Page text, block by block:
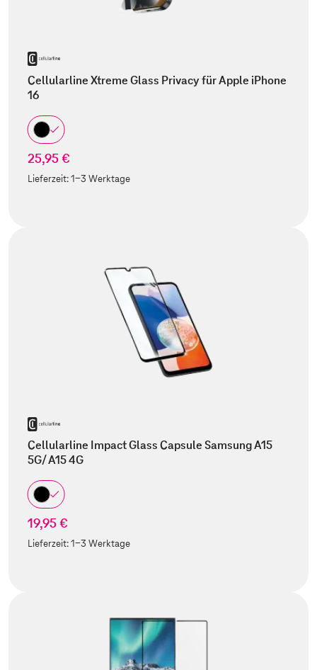
Cellularline Xtreme Glass Privacy für Apple iPhone
16
25,95 €
Lieferzeit:1-3 Werktage
Cellularline Impact Glass Capsule Samsung A15
5G/ A15 4G
19,95 €
Lieferzeit:1-3 Werktage